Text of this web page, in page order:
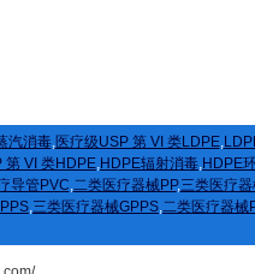
汽消毒,医疗级USP 第 VI 类LDPE,
第 VI 类HDPE,HDPE辐射消毒,HDPE
导管PVC,二类医疗器械PP,三类医疗器
,三类医疗器械GPPS,二类医疗器械